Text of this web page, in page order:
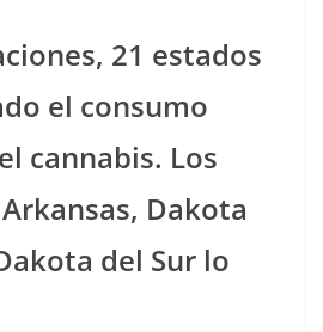
21 estados
el consumo
cannabis. Los
Dakota
del Sur lo